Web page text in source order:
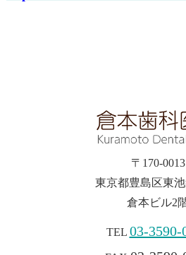
〒170-0013
東京都豊島区東
倉本ビル2
TEL 03-3590-